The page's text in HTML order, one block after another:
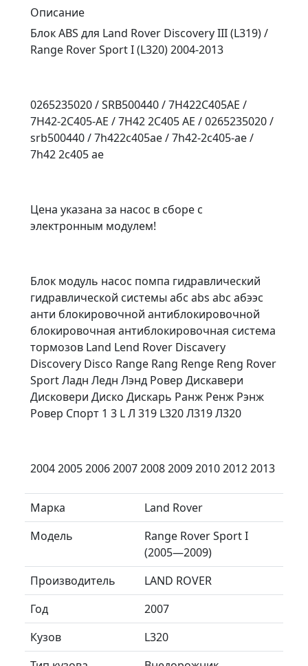
Описание
Блок ABS для Land Rover Discovery III (L319) /
Range Rover Sport I (L320) 2004-2013
0265235020 / SRB500440 / 7H422C405AE /
7H42-2C405-AE / 7H42 2C405 AE / 0265235020 /
srb500440 / 7h422c405ae / 7h42-2c405-ae /
7h42 2c405 ae
Цена указана за насос в сборе с
электронным модулем!
Блок модуль насос помпа гидравлический
гидравлической системы абс abs abc абээс
анти блокировочной антиблокировочной
блокировочная антиблокировочная система
тормозов Land Lend Rover Discavery
Discovery Disco Range Rang Renge Reng Rover
Sport Ладн Ледн Лэнд Ровер Дискавери
Дисковери Диско Дискарь Ранж Ренж Рэнж
Ровер Спорт 1 3 L Л 319 L320 Л319 Л320
2004 2005 2006 2007 2008 2009 2010 2012 2013
Марка
Land Rover
Модель
Range Rover Sport I
(2005—2009)
Производитель
LAND ROVER
Год
2007
Кузов
L320